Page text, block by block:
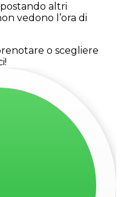
altri
vedono l’ora di
o scegliere